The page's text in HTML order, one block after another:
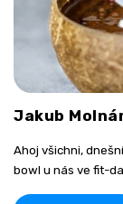
Jakub
Ahoj všichni,
bowl u nás ve fit-